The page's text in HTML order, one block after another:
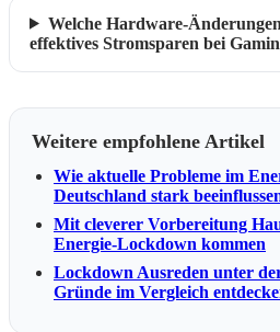
Welche Hardware-
effektives Stromsparen bei
Weitere empfohlene Artikel
Wie aktuelle Probleme im
Deutschland stark
Mit cleverer Vorbereitung
Energie-Lockdown kommen
Lockdown Ausreden unter
Gründe im Vergleich